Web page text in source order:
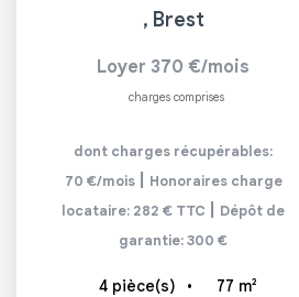
, Brest
Loyer 370 €/mois
charges comprises
dont charges récupérables:
70 €/mois
Honoraires charge
locataire: 282 € TTC
Dépôt de
garantie: 300 €
4 pièce(s) 77 m²